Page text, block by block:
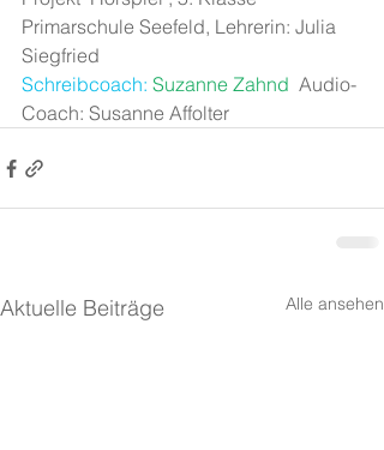
Primarschule Seefeld, Lehrerin: Julia
Siegfried
Schreibcoach: Suzanne Zahnd
  Audio-
Coach: Susanne Affolter
Aktuelle Beiträge Alle ansehen